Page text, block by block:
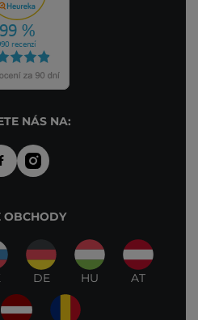
NÁS NA:
OBCHODY
DE HU AT